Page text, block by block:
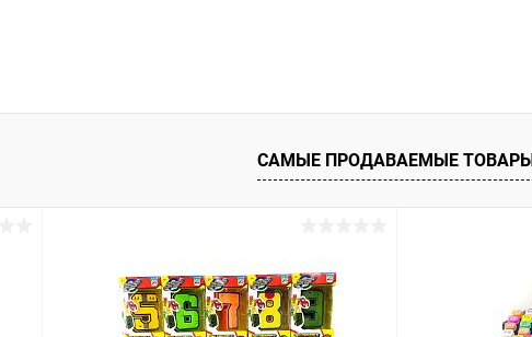
САМЫЕ ПРОДАВАЕМЫЕ ТОВАРЫ